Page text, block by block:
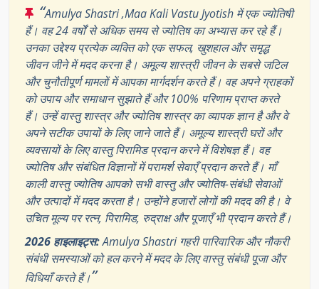
“Amulya Shastri ,Maa Kali Vastu Jyotish में एक ज्योतिषी
हैं। वह 24 वर्षों से अधिक समय से ज्योतिष का अभ्यास कर रहे हैं।
उनका उद्देश्य प्रत्येक व्यक्ति को एक सफल, खुशहाल और समृद्ध
जीवन जीने में मदद करना है। अमूल्य शास्त्री जीवन के सबसे जटिल
और चुनौतीपूर्ण मामलों में आपका मार्गदर्शन करते हैं। वह अपने ग्राहकों
को उपाय और समाधान सुझाते हैं और 100% परिणाम प्राप्त करते
हैं। उन्हें वास्तु शास्त्र और ज्योतिष शास्त्र का व्यापक ज्ञान है और वे
अपने सटीक उपायों के लिए जाने जाते हैं। अमूल्य शास्त्री घरों और
व्यवसायों के लिए वास्तु पिरामिड प्रदान करने में विशेषज्ञ हैं। वह
ज्योतिष और संबंधित विज्ञानों में परामर्श सेवाएँ प्रदान करते हैं। माँ
काली वास्तु ज्योतिष आपको सभी वास्तु और ज्योतिष-संबंधी सेवाओं
और उत्पादों में मदद करता है। उन्होंने हजारों लोगों की मदद की है। वे
उचित मूल्य पर रत्न, पिरामिड, रुद्राक्ष और पूजाएँ भी प्रदान करते हैं।
2026 हाइलाइट्स:Amulya Shastri गहरी पारिवारिक और नौकरी
संबंधी समस्याओं को हल करने में मदद के लिए वास्तु संबंधी पूजा और
विधियाँ करते हैं।”